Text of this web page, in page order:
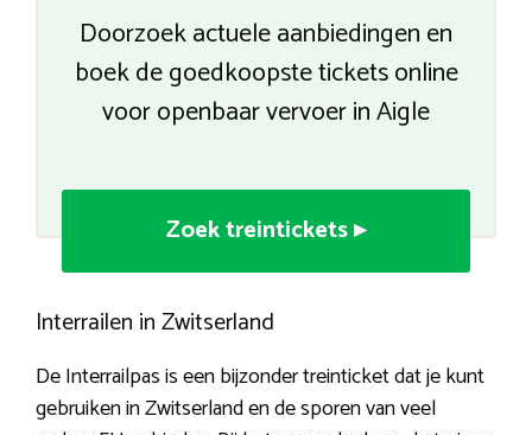
Doorzoek actuele aanbiedingen en
boek de goedkoopste tickets online
voor openbaar vervoer in Aigle
Zoek treintickets ▸
Interrailen in Zwitserland
De Interrailpas is een bijzonder treinticket dat je kunt
gebruiken in Zwitserland en de sporen van veel